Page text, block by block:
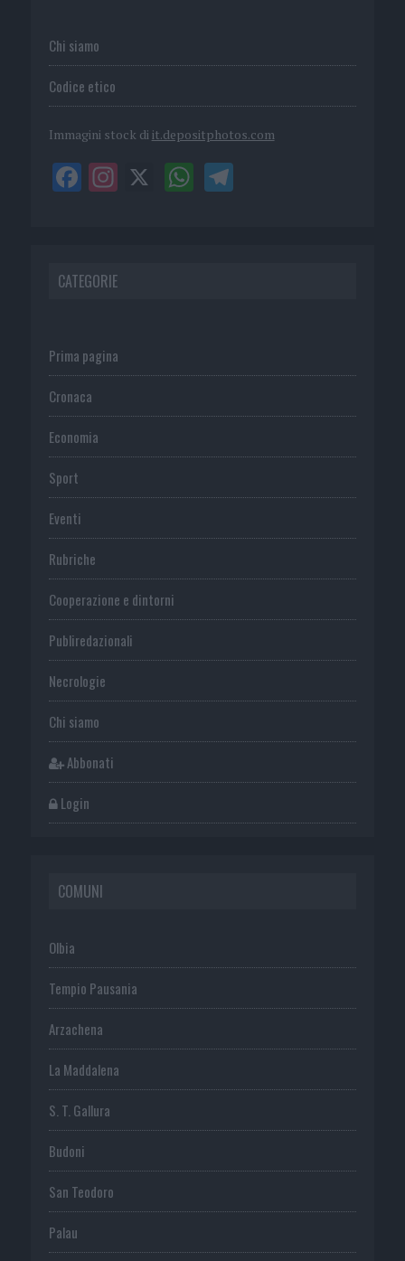
Chi siamo
Codice etico
Immagini stock di it.depositphotos.com
CATEGORIE
Prima pagina
Cronaca
Economia
Sport
Eventi
Rubriche
Cooperazione e dintorni
Publiredazionali
Necrologie
Chi siamo
Abbonati
Login
COMUNI
Olbia
Tempio Pausania
Arzachena
La Maddalena
S. T. Gallura
Budoni
San Teodoro
Palau